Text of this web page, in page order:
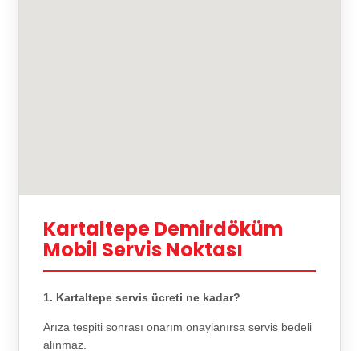
Kartaltepe Demirdöküm
Mobil Servis Noktası
1. Kartaltepe servis ücreti ne kadar?
Arıza tespiti sonrası onarım onaylanırsa servis bedeli
alınmaz.